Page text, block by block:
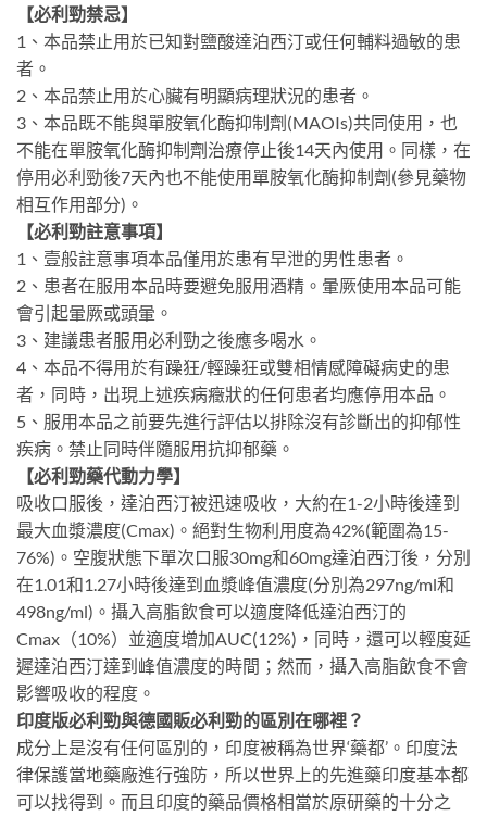
【必利勁禁忌】
1、本品禁止用於已知對鹽酸達泊西汀或任何輔料過敏的患
者。
2、本品禁止用於心臟有明顯病理狀況的患者。
3、本品既不能與單胺氧化酶抑制劑(MAOIs)共同使用，也
不能在單胺氧化酶抑制劑治療停止後14天內使用。同樣，在
停用必利勁後7天內也不能使用單胺氧化酶抑制劑(參見藥物
相互作用部分)。
【必利勁註意事項】
1、壹般註意事項本品僅用於患有早泄的男性患者。
2、患者在服用本品時要避免服用酒精。暈厥使用本品可能
會引起暈厥或頭暈。
3、建議患者服用必利勁之後應多喝水。
4、本品不得用於有躁狂/輕躁狂或雙相情感障礙病史的患
者，同時，出現上述疾病癥狀的任何患者均應停用本品。
5、服用本品之前要先進行評估以排除沒有診斷出的抑郁性
疾病。禁止同時伴隨服用抗抑郁藥。
【必利勁藥代動力學】
吸收口服後，達泊西汀被迅速吸收，大約在1-2小時後達到
最大血漿濃度(Cmax)。絕對生物利用度為42%(範圍為15-
76%)。空腹狀態下單次口服30mg和60mg達泊西汀後，分別
在1.01和1.27小時後達到血漿峰值濃度(分別為297ng/ml和
498ng/ml)。攝入高脂飲食可以適度降低達泊西汀的
Cmax（10%）並適度增加AUC(12%)，同時，還可以輕度延
遲達泊西汀達到峰值濃度的時間；然而，攝入高脂飲食不會
影響吸收的程度。
印度版必利勁與德國販必利勁的區別在哪裡？
成分上是沒有任何區別的，印度被稱為世界‘藥都’。印度法
律保護當地藥廠進行強防，所以世界上的先進藥印度基本都
可以找得到。而且印度的藥品價格相當於原研藥的十分之